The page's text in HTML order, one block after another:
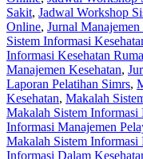
Sakit, Jadwal Workshop
Online, Jurnal
Sistem Informasi
Informasi Kesehatan
Manajemen Kesehatan,
Laporan Pelatihan Simrs,
Kesehatan, Makalah
Makalah Sistem Informasi
Informasi Manajemen
Makalah Sistem Informasi
Informasi Dalam